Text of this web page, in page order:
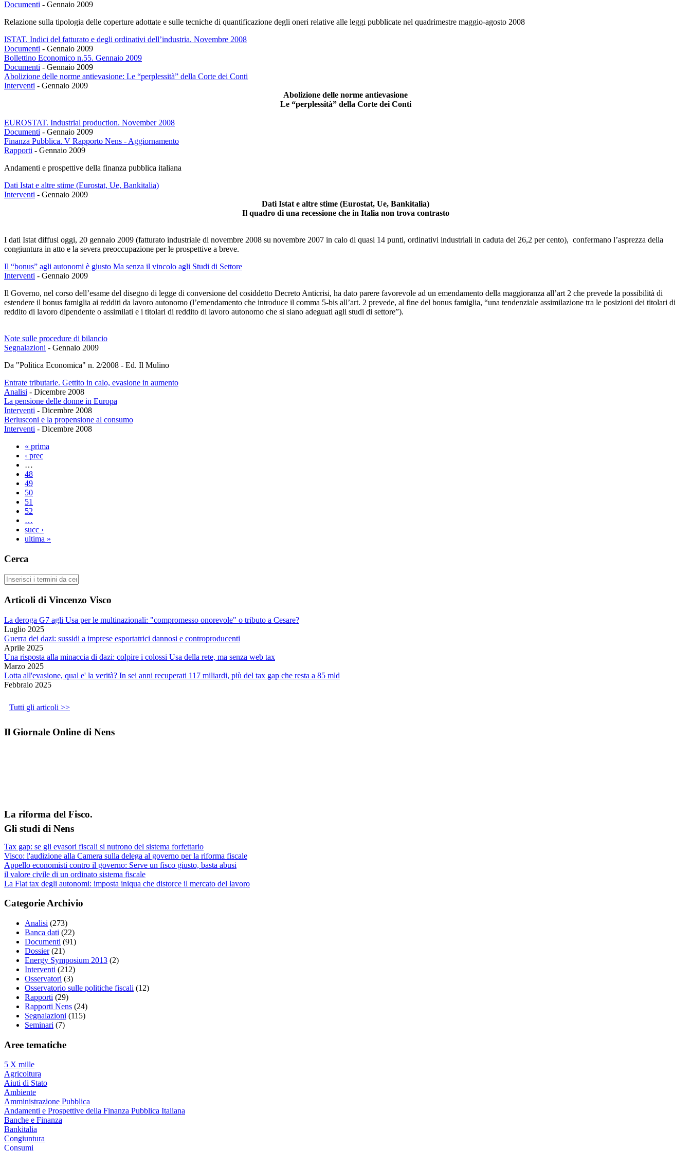
Documenti - Gennaio 2009
Relazione sulla tipologia delle coperture adottate e sulle tecniche di quantificazione degli oneri relative alle leggi pubblicate nel quadrimestre maggio-agosto 2008
ISTAT. Indici del fatturato e degli ordinativi dell’industria. Novembre 2008
Documenti - Gennaio 2009
Bollettino Economico n.55. Gennaio 2009
Documenti - Gennaio 2009
Abolizione delle norme antievasione: Le “perplessità” della Corte dei Conti
Interventi - Gennaio 2009
Abolizione delle norme antievasione
Le “perplessità” della Corte dei Conti
EUROSTAT. Industrial production. November 2008
Documenti - Gennaio 2009
Finanza Pubblica. V Rapporto Nens - Aggiornamento
Rapporti - Gennaio 2009
Andamenti e prospettive della finanza pubblica italiana
Dati Istat e altre stime (Eurostat, Ue, Bankitalia)
Interventi - Gennaio 2009
Dati Istat e altre stime (Eurostat, Ue, Bankitalia)
Il quadro di una recessione che in Italia non trova contrasto
I dati Istat diffusi oggi, 20 gennaio 2009 (fatturato industriale di novembre 2008 su novembre 2007 in calo di quasi 14 punti, ordinativi industriali in caduta del 26,2 per cento), confermano l’asprezza della
congiuntura in atto e la severa preoccupazione per le prospettive a breve.
Il “bonus” agli autonomi è giusto Ma senza il vincolo agli Studi di Settore
Interventi - Gennaio 2009
Il Governo, nel corso dell’esame del disegno di legge di conversione del cosiddetto Decreto Anticrisi, ha dato parere favorevole ad un emendamento della maggioranza all’art 2 che prevede la possibilità di
estendere il bonus famiglia ai redditi da lavoro autonomo (l’emendamento che introduce il comma 5-bis all’art. 2 prevede, al fine del bonus famiglia, “una tendenziale assimilazione tra le posizioni dei titolari di
reddito di lavoro dipendente o assimilati e i titolari di reddito di lavoro autonomo che si siano adeguati agli studi di settore”).
Note sulle procedure di bilancio
Segnalazioni - Gennaio 2009
Da "Politica Economica" n. 2/2008 - Ed. Il Mulino
Entrate tributarie. Gettito in calo, evasione in aumento
Analisi - Dicembre 2008
La pensione delle donne in Europa
Interventi - Dicembre 2008
Berlusconi e la propensione al consumo
Interventi - Dicembre 2008
Pagine
« prima
‹ prec
…
48
49
50
51
52
…
succ ›
ultima »
Cerca
Cerca
Articoli di Vincenzo Visco
La deroga G7 agli Usa per le multinazionali: "compromesso onorevole" o tributo a Cesare?
Luglio 2025
Guerra dei dazi: sussidi a imprese esportatrici dannosi e controproducenti
Aprile 2025
Una risposta alla minaccia di dazi: colpire i colossi Usa della rete, ma senza web tax
Marzo 2025
Lotta all'evasione, qual e' la verità? In sei anni recuperati 117 miliardi, più del tax gap che resta a 85 mld
Febbraio 2025
Tutti gli articoli >>
Il Giornale Online di Nens
La riforma del Fisco.
Gli studi di Nens
Tax gap: se gli evasori fiscali si nutrono del sistema forfettario
Visco: l'audizione alla Camera sulla delega al governo per la riforma fiscale
Appello economisti contro il governo: Serve un fisco giusto, basta abusi
il valore civile di un ordinato sistema fiscale
La Flat tax degli autonomi: imposta iniqua che distorce il mercato del lavoro
Categorie Archivio
Analisi (273)
Banca dati (22)
Documenti (91)
Dossier (21)
Energy Symposium 2013 (2)
Interventi (212)
Osservatori (3)
Osservatorio sulle politiche fiscali (12)
Rapporti (29)
Rapporti Nens (24)
Segnalazioni (115)
Seminari (7)
Aree tematiche
5 X mille
Agricoltura
Aiuti di Stato
Ambiente
Amministrazione Pubblica
Andamenti e Prospettive della Finanza Pubblica Italiana
Banche e Finanza
Bankitalia
Congiuntura
Consumi